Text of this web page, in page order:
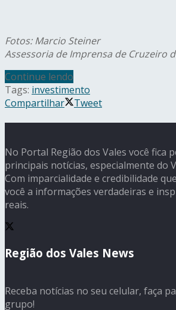
Fotos: Marcio Steiner
Assessoria de Imprensa de Cruzeiro
Continue lendo
Tags: investimento
Compartilhar
Tweet
No Portal Região dos Vales você fica
principais notícias, especialmente do
Com imparcialidade e credibilidade
você a informações verdadeiras e
reais.
Região dos Vales News
Receba notícias no seu celular, faça
grupo!